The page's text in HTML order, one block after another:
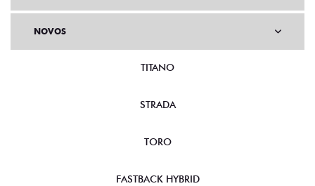
NOVOS
TITANO
STRADA
TORO
FASTBACK HYBRID